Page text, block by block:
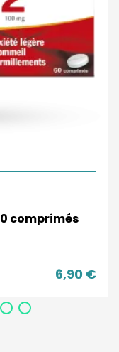
comprimés
6,90 €